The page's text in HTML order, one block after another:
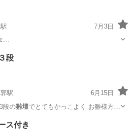
7月3日
11c…
ひな人形
段
駅
6月15日
3段の雛壇でとてもかっこよく お雛様方も
その他
ス付き